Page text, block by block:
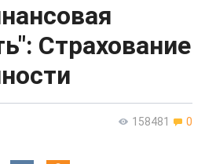
Страхование
158481 0